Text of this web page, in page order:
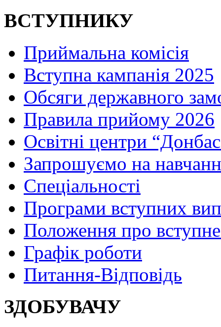
ВСТУПНИКУ
Приймальна комісія
Вступна кампанія 2025
Обсяги державного
Правила прийому 2026
Освітні центри
Запрошуємо на
Спеціальності
Програми вступних
Положення про
Графік роботи
Питання-Відповідь
ЗДОБУВАЧУ